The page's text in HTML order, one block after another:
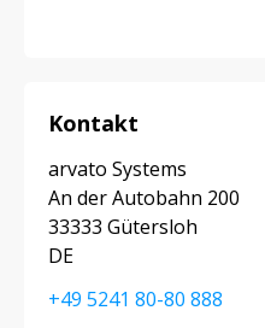
Kontakt
arvato Systems
An der Autobahn 200
33333 Gütersloh
DE
+49 5241 80-80 888